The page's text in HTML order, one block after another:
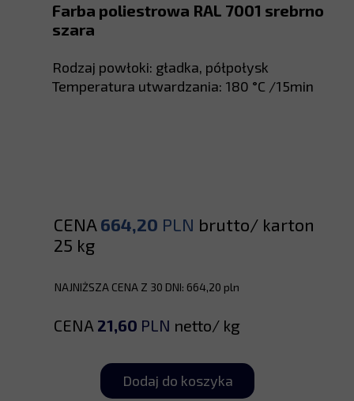
Dodaj do koszyka
Farba poliestrowa RAL 7001 srebrno
szara
Rodzaj powłoki: gładka, półpołysk
Temperatura utwardzania: 180 °C /15min
CENA 664,20 PLN brutto/ karton
25 kg
CENA 21,60 PLN netto/ kg
NAJNIŻSZA CENA Z 30 DNI: 664,20 pln